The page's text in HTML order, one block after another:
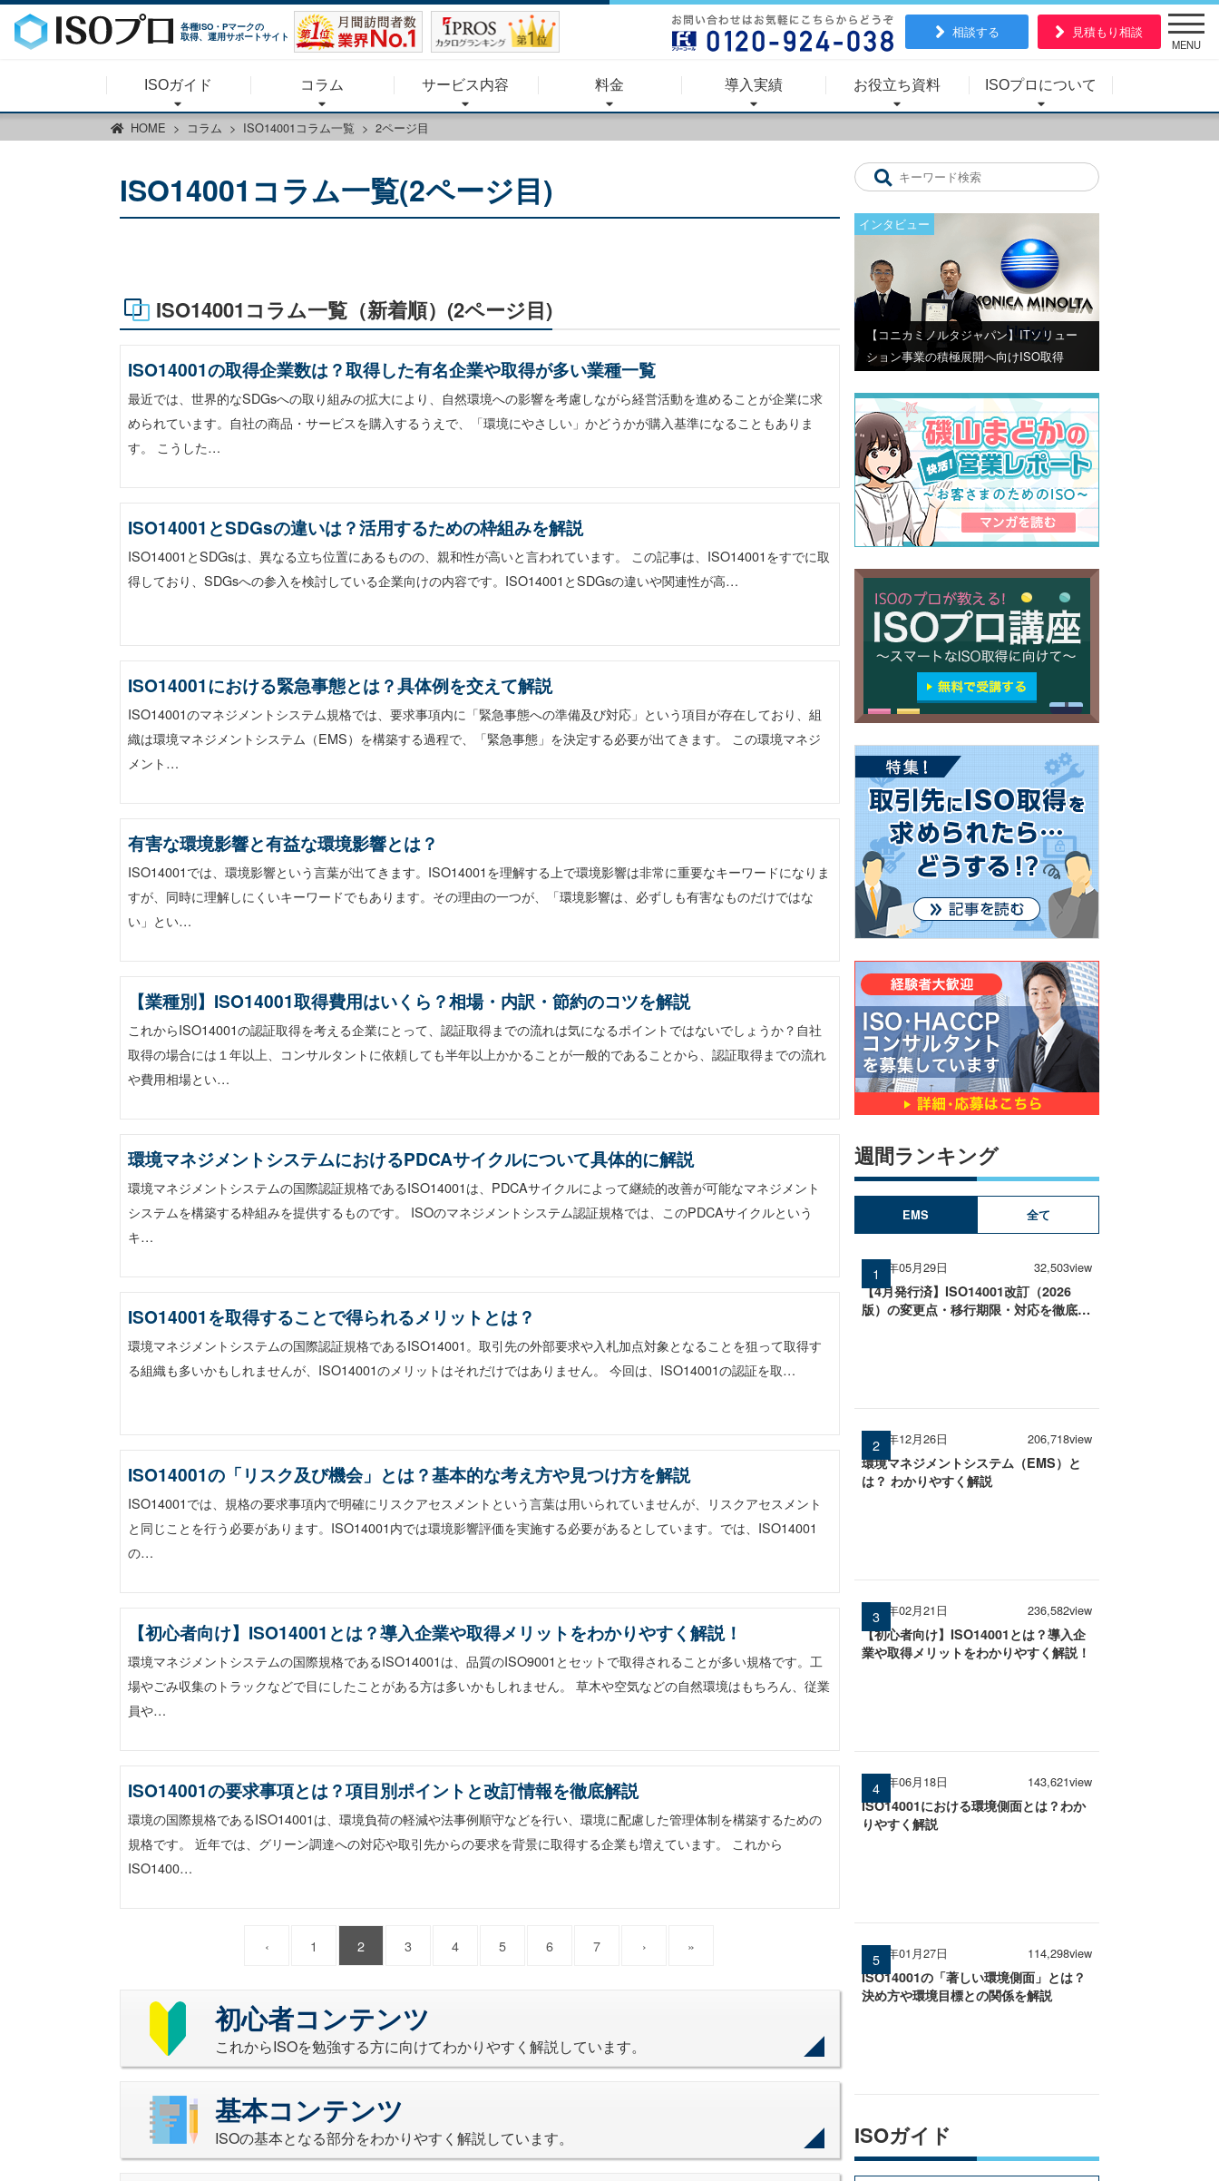
各種ISO・Pマークの
取得、運用サポートサイト 相談する 見積もり相談
MENU
ISOガイド コラム サービス内容 料金 導入実績 お役立ち資料 ISOプロについて
HOME コラム ISO14001コラム一覧 2ページ目
ISO14001コラム一覧(2ページ目)
ISO14001コラム一覧（新着順）(2ページ目)
ISO14001の取得企業数は？取得した有名企業や取得が多い業種一覧
最近では、世界的なSDGsへの取り組みの拡大により、自然環境への影響を考慮しながら経営活動を進めることが企業に求
められています。自社の商品・サービスを購入するうえで、「環境にやさしい」かどうかが購入基準になることもありま
す。 こうした…
ISO14001とSDGsの違いは？活用するための枠組みを解説
ISO14001とSDGsは、異なる立ち位置にあるものの、親和性が高いと言われています。 この記事は、ISO14001をすでに取
得しており、SDGsへの参入を検討している企業向けの内容です。ISO14001とSDGsの違いや関連性が高…
ISO14001における緊急事態とは？具体例を交えて解説
ISO14001のマネジメントシステム規格では、要求事項内に「緊急事態への準備及び対応」という項目が存在しており、組
織は環境マネジメントシステム（EMS）を構築する過程で、「緊急事態」を決定する必要が出てきます。 この環境マネジ
メント…
有害な環境影響と有益な環境影響とは？
ISO14001では、環境影響という言葉が出てきます。ISO14001を理解する上で環境影響は非常に重要なキーワードになりま
すが、同時に理解しにくいキーワードでもあります。その理由の一つが、「環境影響は、必ずしも有害なものだけではな
い」とい…
【業種別】ISO14001取得費用はいくら？相場・内訳・節約のコツを解説
これからISO14001の認証取得を考える企業にとって、認証取得までの流れは気になるポイントではないでしょうか？自社
取得の場合には１年以上、コンサルタントに依頼しても半年以上かかることが一般的であることから、認証取得までの流れ
や費用相場とい…
環境マネジメントシステムにおけるPDCAサイクルについて具体的に解説
環境マネジメントシステムの国際認証規格であるISO14001は、PDCAサイクルによって継続的改善が可能なマネジメント
システムを構築する枠組みを提供するものです。 ISOのマネジメントシステム認証規格では、このPDCAサイクルという
キ…
ISO14001を取得することで得られるメリットとは？
環境マネジメントシステムの国際認証規格であるISO14001。取引先の外部要求や入札加点対象となることを狙って取得す
る組織も多いかもしれませんが、ISO14001のメリットはそれだけではありません。 今回は、ISO14001の認証を取…
ISO14001の「リスク及び機会」とは？基本的な考え方や見つけ方を解説
ISO14001では、規格の要求事項内で明確にリスクアセスメントという言葉は用いられていませんが、リスクアセスメント
と同じことを行う必要があります。ISO14001内では環境影響評価を実施する必要があるとしています。では、ISO14001
の…
【初心者向け】ISO14001とは？導入企業や取得メリットをわかりやすく解説！
環境マネジメントシステムの国際規格であるISO14001は、品質のISO9001とセットで取得されることが多い規格です。工
場やごみ収集のトラックなどで目にしたことがある方は多いかもしれません。 草木や空気などの自然環境はもちろん、従業
員や…
ISO14001の要求事項とは？項目別ポイントと改訂情報を徹底解説
環境の国際規格であるISO14001は、環境負荷の軽減や法事例順守などを行い、環境に配慮した管理体制を構築するための
規格です。 近年では、グリーン調達への対応や取引先からの要求を背景に取得する企業も増えています。 これから
ISO1400…
‹ 1 2 3 4 5 6 7 › »
初心者コンテンツ
これからISOを勉強する方に向けてわかりやすく解説しています。
基本コンテンツ
ISOの基本となる部分をわかりやすく解説しています。
インタビュー
【コニカミノルタジャパン】ITソリュー
ション事業の積極展開へ向けISO取得
週間ランキング
EMS 全て
2026年05月29日 32,503view
【4月発行済】ISO14001改訂（2026
版）の変更点・移行期限・対応を徹底解
2024年12月26日 206,718view
環境マネジメントシステム（EMS）と
は？ わかりやすく解説
2025年02月21日 236,582view
【初心者向け】ISO14001とは？導入企
業や取得メリットをわかりやすく解説！
2025年06月18日 143,621view
ISO14001における環境側面とは？わか
りやすく解説
2025年01月27日 114,298view
ISO14001の「著しい環境側面」とは？
決め方や環境目標との関係を解説
ISOガイド